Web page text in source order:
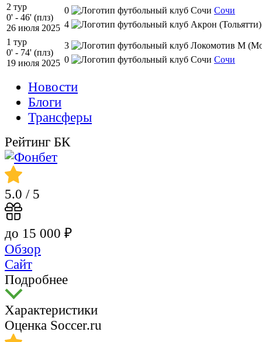
2 тур
0' - 46' (плз)
26 июля 2025
0
Сочи
4
1 тур
0' - 74' (плз)
19 июля 2025
3
0
Сочи
Новости
Блоги
Трансферы
Рейтинг БК
5.0 / 5
до 15 000 ₽
Обзор
Сайт
Подробнее
Характеристики
Оценка Soccer.ru